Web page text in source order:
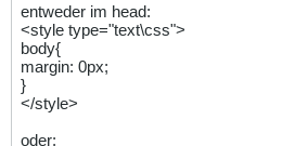
entweder im head:
<style type="text\css">
body{
margin: 0px;
}
</style>
oder: